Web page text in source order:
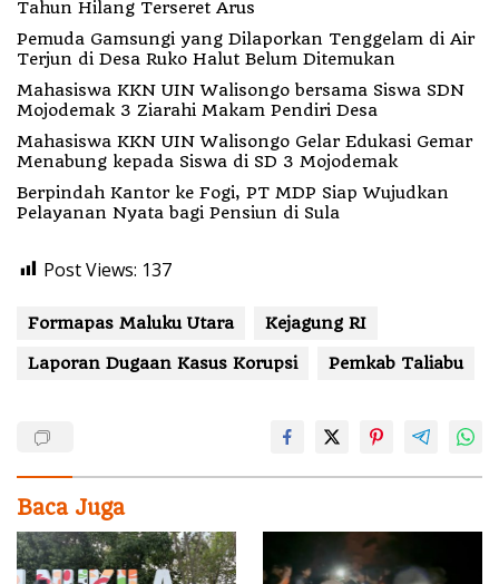
Tahun Hilang Terseret Arus
Pemuda Gamsungi yang Dilaporkan Tenggelam di Air
Terjun di Desa Ruko Halut Belum Ditemukan
Mahasiswa KKN UIN Walisongo bersama Siswa SDN
Mojodemak 3 Ziarahi Makam Pendiri Desa
Mahasiswa KKN UIN Walisongo Gelar Edukasi Gemar
Menabung kepada Siswa di SD 3 Mojodemak
Berpindah Kantor ke Fogi, PT MDP Siap Wujudkan
Pelayanan Nyata bagi Pensiun di Sula
Post Views: 137
Formapas Maluku Utara
Kejagung RI
Laporan Dugaan Kasus Korupsi
Pemkab Taliabu
Baca Juga